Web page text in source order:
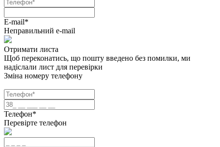
E-mail*
Неправильний e-mail
Отримати листа
Щоб переконатись, що пошту введено без помилки, ми
надіслали лист для перевірки
Зміна номеру телефону
Телефон*
Перевірте телефон